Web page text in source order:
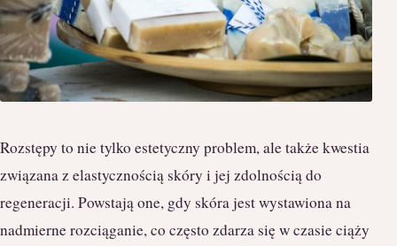
Rozstępy to nie tylko estetyczny problem, ale także kwestia
związana z elastycznością skóry i jej zdolnością do
regeneracji. Powstają one, gdy skóra jest wystawiona na
nadmierne rozciąganie, co często zdarza się w czasie ciąży